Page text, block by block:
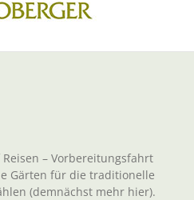
– Vorbereitungsfahrt
Gärten für die traditionelle
(demnächst mehr hier).